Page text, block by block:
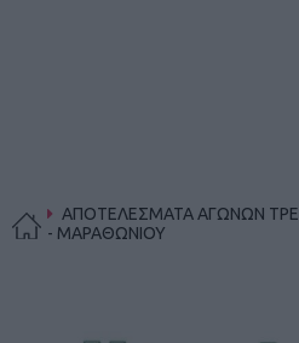
ΑΠΟΤΕΛΕΣΜΑΤΑ ΑΓΩΝΩΝ
- ΜΑΡΑΘΩΝΙΟΥ